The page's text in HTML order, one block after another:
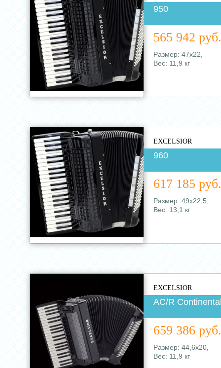
950
565 942 руб.
Размер: 47х22,
Вес: 11,9 кг
EXCELSIOR
960
617 185 руб.
Размер: 49х22,5,
Вес: 13,1 кг
EXCELSIOR
AC/R
659 386 руб.
Размер: 44,6х20,
Вес: 11,9 кг